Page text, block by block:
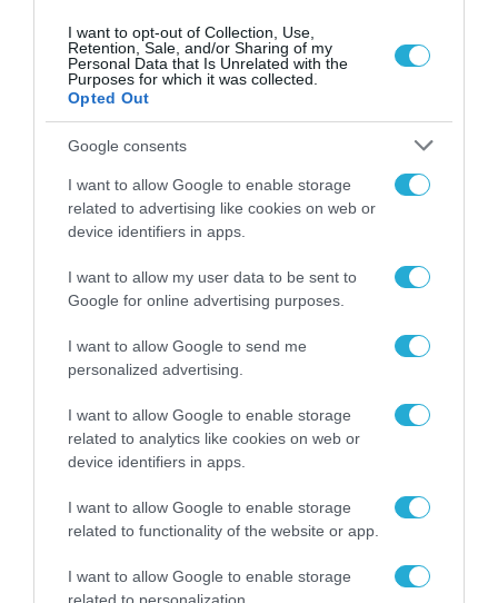
I want to opt-out of Collection, Use,
Retention, Sale, and/or Sharing of my
Personal Data that Is Unrelated with the
Purposes for which it was collected.
Opted Out
Google consents
I want to allow Google to enable storage
related to advertising like cookies on web or
device identifiers in apps.
I want to allow my user data to be sent to
Google for online advertising purposes.
I want to allow Google to send me
personalized advertising.
I want to allow Google to enable storage
related to analytics like cookies on web or
device identifiers in apps.
I want to allow Google to enable storage
related to functionality of the website or app.
I want to allow Google to enable storage